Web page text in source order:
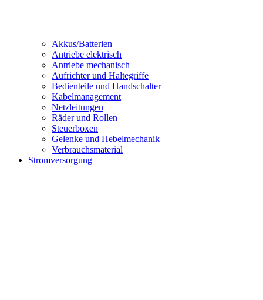
Akkus/Batterien
Antriebe elektrisch
Antriebe mechanisch
Aufrichter und Haltegriffe
Bedienteile und Handschalter
Kabelmanagement
Netzleitungen
Räder und Rollen
Steuerboxen
Gelenke und Hebelmechanik
Verbrauchsmaterial
Stromversorgung